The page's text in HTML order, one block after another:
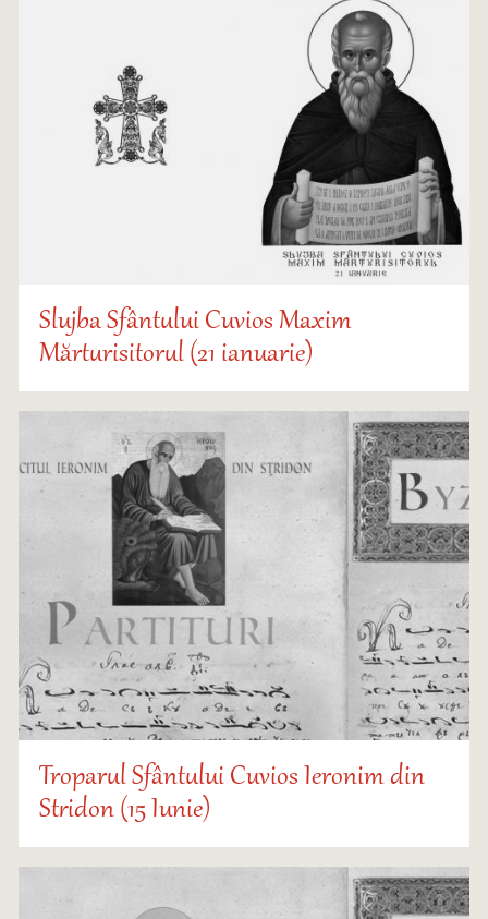
Slujba Sfântului Cuvios Maxim
Mărturisitorul (21 ianuarie)
Troparul Sfântului Cuvios Ieronim din
Stridon (15 Iunie)